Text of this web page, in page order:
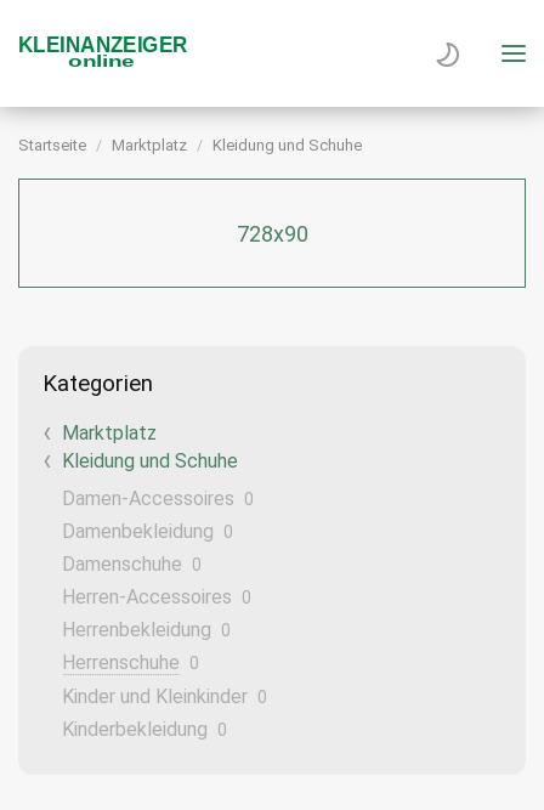
Startseite Marktplatz Kleidung und Schuhe
728x90
Kategorien
Marktplatz
Kleidung und Schuhe
Damen-Accessoires
0
Damenbekleidung 0
Damenschuhe 0
Herren-Accessoires 0
Herrenbekleidung 0
Herrenschuhe 0
Kinder und Kleinkinder 0
Kinderbekleidung 0